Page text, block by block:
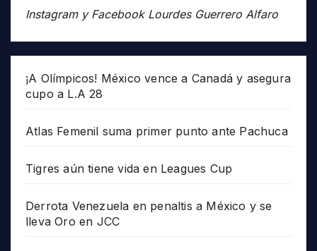
Instagram y Facebook Lourdes Guerrero Alfaro
¡A Olímpicos! México vence a Canadá y asegura
cupo a L.A 28
Atlas Femenil suma primer punto ante Pachuca
Tigres aún tiene vida en Leagues Cup
Derrota Venezuela en penaltis a México y se
lleva Oro en JCC